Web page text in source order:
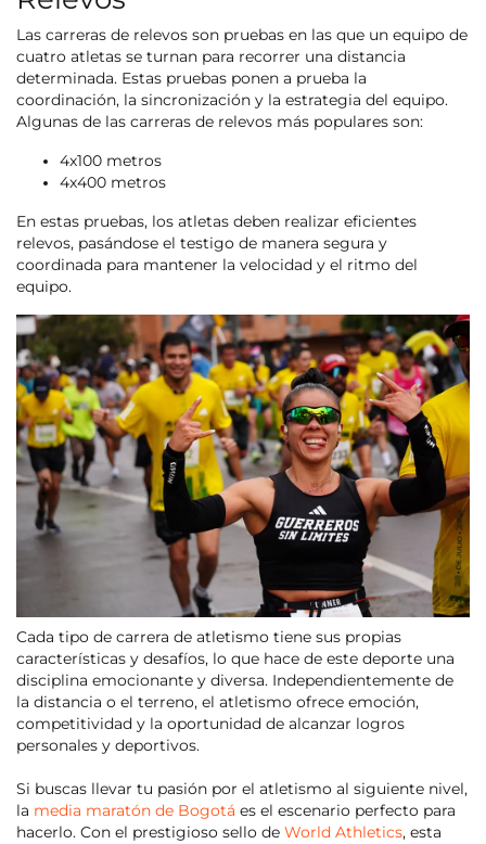
Las carreras de relevos son pruebas en las que un equipo de
cuatro atletas se turnan para recorrer una distancia
determinada. Estas pruebas ponen a prueba la
coordinación, la sincronización y la estrategia del equipo.
Algunas de las carreras de relevos más populares son:
4x100 metros
4x400 metros
En estas pruebas, los atletas deben realizar eficientes
relevos, pasándose el testigo de manera segura y
coordinada para mantener la velocidad y el ritmo del
equipo.
Cada tipo de carrera de atletismo tiene sus propias
características y desafíos, lo que hace de este deporte una
disciplina emocionante y diversa. Independientemente de
la distancia o el terreno, el atletismo ofrece emoción,
competitividad y la oportunidad de alcanzar logros
personales y deportivos.
Si buscas llevar tu pasión por el atletismo al siguiente nivel,
la media maratón de Bogotá es el escenario perfecto para
hacerlo. Con el prestigioso sello de World Athletics, esta